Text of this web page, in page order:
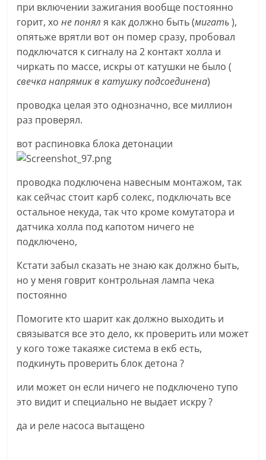
при включении зажигания вообще постоянно
горит, хоне понял я как должно быть (мигать),
опятьже врятли вот он помер сразу, пробовал
подключатся к сигналу на 2 контакт холла и
чиркать по массе, искры от катушки не было (
свечка напрямик в катушку подсоединена)
проводка целая это однозначно, все миллион
раз проверял.
вот распиновка блока детонации
проводка подключена навесным монтажом, так
как сейчас стоит карб солекс, подключать все
остальное некуда, так что кроме комутатора и
датчика холла под капотом ничего не
подключено,
Кстати забыл сказать не знаю как должно быть,
но у меня говрит контрольная лампа чека
постоянно
Помогите кто шарит как должно выходить и
связыватся все это дело, кк проверить или может
у кого тоже такаяже система в екб есть,
подкинуть проверить блок детона ?
или может он если ничего не подключено тупо
это видит и специально не выдает искру ?
да и реле насоса вытащено